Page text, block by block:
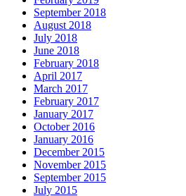
September 2018
August 2018
July 2018
June 2018
February 2018
April 2017
March 2017
February 2017
January 2017
October 2016
January 2016
December 2015
November 2015
September 2015
July 2015